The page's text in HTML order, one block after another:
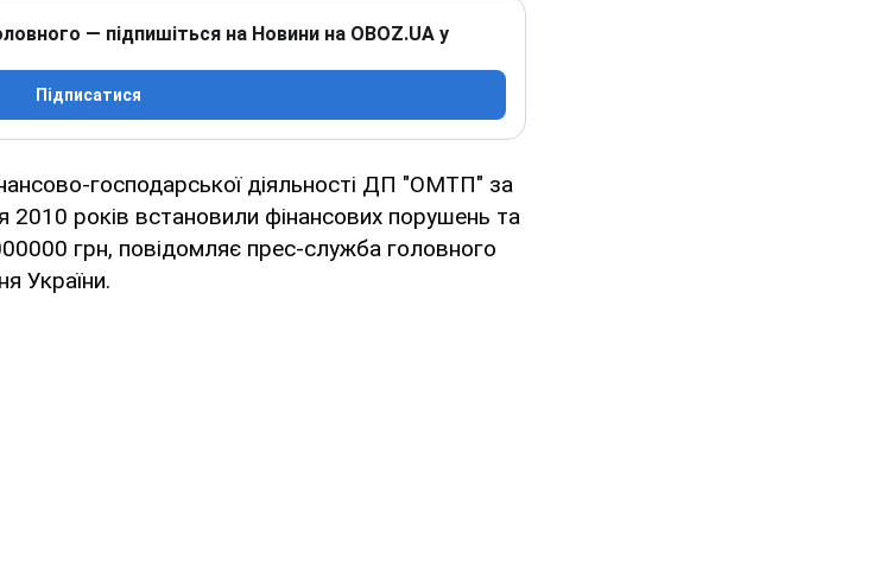
— підпишіться на Новини на OBOZ.UA у
Підписатися
господарської діяльності ДП "ОМТП" за
2010 років встановили фінансових порушень та
грн, повідомляє прес-служба головного
України.